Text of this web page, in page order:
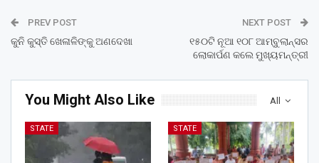
PREV POST
କୁନି କୁସ୍ତି ଖେଳାଳିଙ୍କୁ ଅଣଦେଖା
NEXT POST
୧୫୦ଟି ନୂଆ ୧୦୮ ଆମ୍ବୁଲାନ୍ସର
ଲୋକାର୍ପଣ କଲେ ମୁଖ୍ୟମନ୍ତ୍ରୀ
All
You Might Also Like
STATE STATE